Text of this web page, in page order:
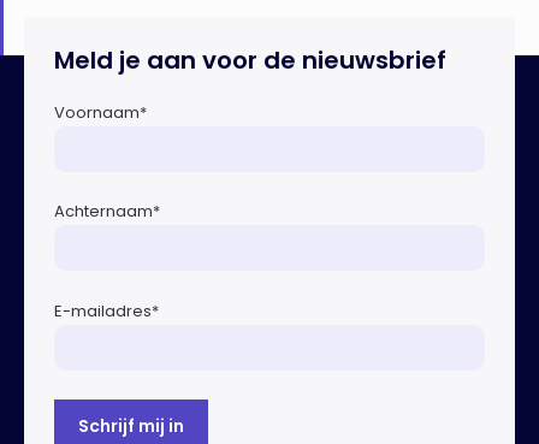
Meld je aan voor de nieuwsbrief
Voornaam*
Achternaam*
E-mailadres*